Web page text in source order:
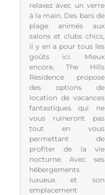
relaxez avec un verre
à la main. Des bars de
plage animés aux
salons et clubs chics,
il y en a pour tous les
goûts ici. Mieux
encore, The Hills
Residence propose
des options de
location de vacances
fantastiques qui ne
vous ruineront pas
tout en vous
permettant de
profiter de la vie
nocturne. Avec ses
hébergements
luxueux et son
emplacement